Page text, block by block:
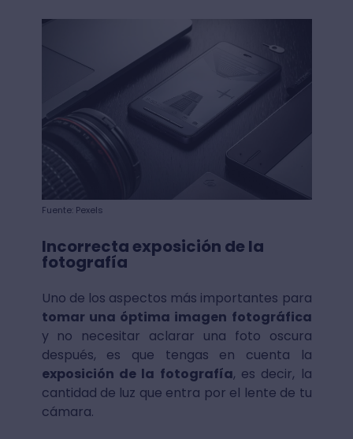
Fuente: Pexels
Incorrecta exposición de la
fotografía
Uno de los aspectos más importantes para
tomar una óptima imagen fotográfica
y no necesitar aclarar una foto oscura
después, es que tengas en cuenta la
exposición de la fotografía, es decir, la
cantidad de luz que entra por el lente de tu
cámara.